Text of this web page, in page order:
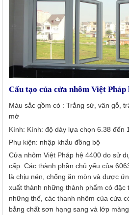
Cấu tạo của cửa nhôm Việt Pháp
Màu sắc gồm có : Trắng sứ, vân gỗ,
mờ
Kính: Kính: độ dày lựa chọn 6.38 đến
Phụ kiện: nhập khẩu đồng bộ
Cửa nhôm Việt Pháp hệ 4400 do sử
cấp Các thành phần chủ yếu của
là chịu nén, chống ăn mòn và được
xuất thành những thành phẩm có đặc
những thế, các thanh nhôm của cửa
bằng chất sơn hạng sang và lớp